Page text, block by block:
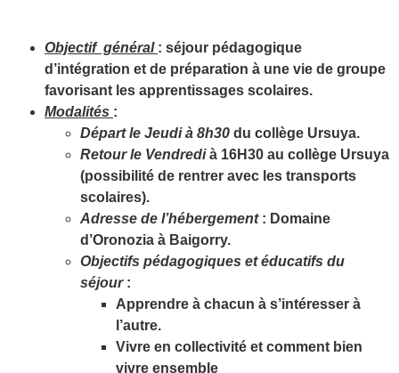
Objectif général : séjour pédagogique
d’intégration et de préparation à une vie de groupe
favorisant les apprentissages scolaires.
Modalités :
Départ le Jeudi à 8h30 du collège Ursuya.
Retour le Vendredià 16H30 au collège Ursuya
(possibilité de rentrer avec les transports
scolaires).
Adresse de l’hébergement : Domaine
d’Oronozia à Baigorry.
Objectifs pédagogiques et éducatifs du
séjour :
Apprendre à chacun à s’intéresser à
l’autre.
Vivre en collectivité et comment bien
vivre ensemble